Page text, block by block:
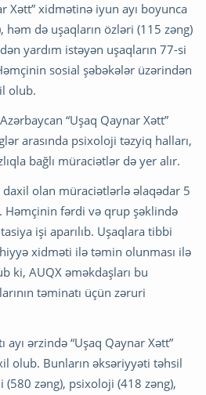
Xətt” xidmətinə iyun ayı boyunca
də uşaqların özləri (115 zəng)
yardım istəyən uşaqların 77-si
sosial şəbəkələr üzərindən
olub.
“Uşaq Qaynar Xətt”
arasında psixoloji təzyiq halları,
bağlı müraciətlər də yer alır.
daxil olan müraciətlərlə əlaqədar 5
Həmçinin fərdi və qrup şəklində
işi aparılıb. Uşaqlara tibbi
xidməti ilə təmin olunması ilə
ki, AUQX əməkdaşları bu
təminatı üçün zəruri
ərzində “Uşaq Qaynar Xətt”
olub. Bunların əksəriyyəti təhsil
(580 zəng), psixoloji (418 zəng),